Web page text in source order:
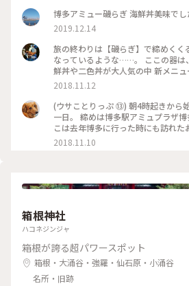
博多アミュー磯らぎ 海鮮丼美味で
2019.12.14
旅の終わりは【磯らぎ】で締めくく
なっているような……。 ここの器は、すべて波佐見焼き。 海
鮮丼や二色丼が大人気の中 新メニューを発見‼️
一般的に使われる名前ですが、運ば
✨✨✨ お洒落な感じでテンション
製ゴマだれや、甘口九州醤油、辛口
んに乗っけてあご出汁をかけたり……。 大好きなユーザ
と…… 別れづらいせいか、おしゃべ
しずつ少しずついただきました。
呑み、お箸、ゴマだれ、ゴボウ茶
2018.11.12
(ウサことりっぷ ⑬) 朝4時起きから
一日。 締めは博多駅アミュプラザ
こは去年博多に行った時にも訪れ
はユーザーさんの投稿を見て行った
者ご本人とご一緒させて頂きまし
8種の盛り合わせを、まずはそのま
出してくれるごぼう茶もgooです。 2日間ずっとドライバー、
ガイドをしてくださった
まで、一緒に夕飯を食べる為に来て
の楽しかった2日間もあっという間
れが待っていました😢 また必ずお会
撮影) #感動の旅 #お気に入りのお店
2018.11.10
箱根神社
ハコネジンジャ
箱根が誇る超パワースポット
箱根・大涌谷・強羅・仙石原・小涌谷
名所・旧跡